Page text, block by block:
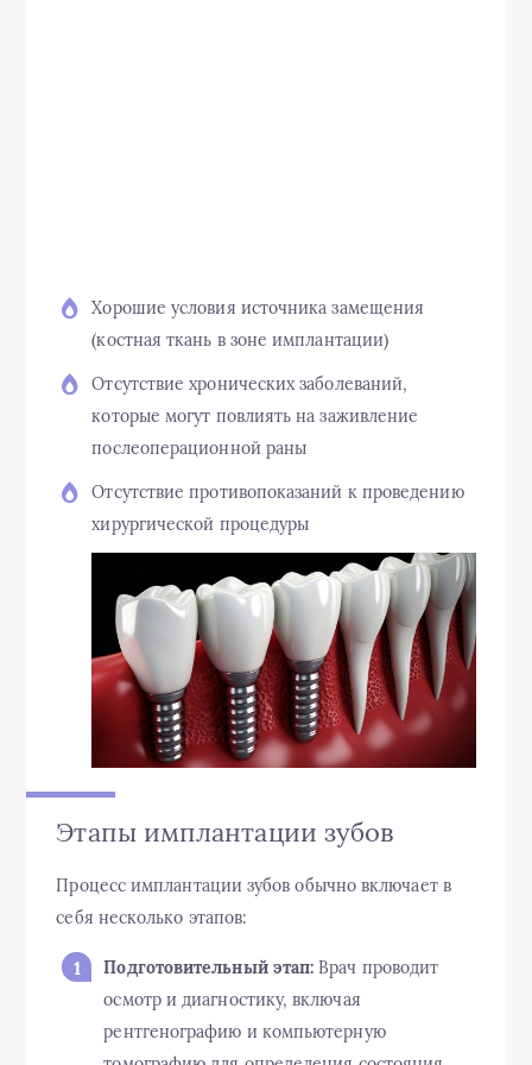
Хорошие условия источника замещения
(костная ткань в зоне имплантации)
Отсутствие хронических заболеваний,
которые могут повлиять на заживление
послеоперационной раны
Отсутствие противопоказаний к проведению
хирургической процедуры
Этапы имплантации зубов
Процесс имплантации зубов обычно включает в
себя несколько этапов:
Подготовительный этап: Врач проводит
осмотр и диагностику, включая
рентгенографию и компьютерную